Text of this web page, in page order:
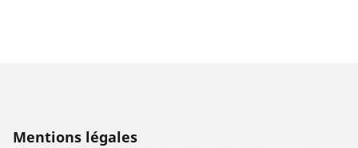
Mentions légales